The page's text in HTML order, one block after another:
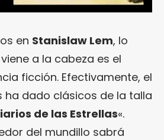
en Stanislaw Lem, lo
a la cabeza es el
ficción. Efectivamente, el
ha dado clásicos de la talla
de las Estrellas«.
del mundillo sabrá